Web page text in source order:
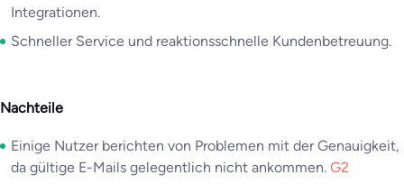
Integrationen.
Schneller Service und reaktionsschnelle Kundenbetreuung.
Nachteile
Einige Nutzer berichten von Problemen mit der Genauigkeit,
da gültige E-Mails gelegentlich nicht ankommen. G2